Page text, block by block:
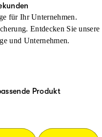
für Ihr Unternehmen.
Entdecken Sie unsere
und Unternehmen.
Produkt